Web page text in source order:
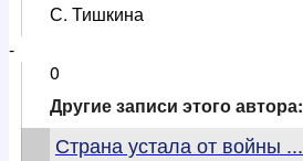
С. Тишкина
-
0
Другие записи этого автора:
Страна устала от войны ...